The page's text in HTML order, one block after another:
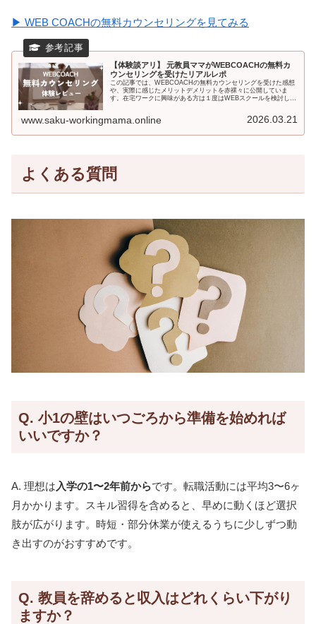
▶ WEB COACHの無料カウンセリングを見てみる
【体験談アリ】 元教員ママがWEBCOACHの無料カ
ウンセリングを受けたリアルレポ
この記事では、WEBCOACHの無料カウンセリングを受けた感想
や、実際に感じたメリットデメリットを赤裸々に公開していま
す。在宅ワークに興味がある方は１度はWEBスクールを検討した
の内容や料金について紹介していきます。
www.saku-workingmama.online 2026.03.21
よくある質問
Q. 小1の壁はいつごろから準備を始めれば
いいですか？
A. 理想は 入学の1〜2年前からです。転職活動には平均3〜6ヶ
月かかります。スキル習得を含めると、早めに動くほど選択
肢が広がります。時短・部分休業が使えるうちに少しずつ動
き出すのがおすすめです。
Q. 教員を辞めると収入はどれくらい下がり
ますか？